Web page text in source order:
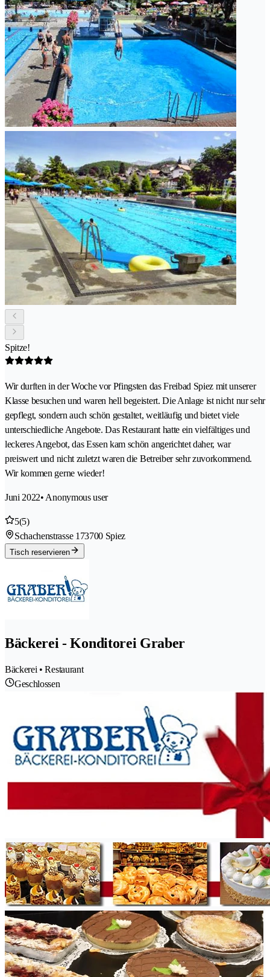
Spitze!
Wir durften in der Woche vor Pfingsten das Freibad Spiez mit unserer
Klasse besuchen und waren hell begeistert. Die Anlage ist nicht nur sehr
gepflegt, sondern auch schön gestaltet, weitläufig und bietet viele
unterschiedliche Angebote. Das Restaurant hatte ein vielfältiges und
leckeres Angebot, das Essen kam schön angerichtet daher, war
preiswert und nicht zuletzt waren die Betreiber sehr zuvorkommend.
Wir kommen gerne wieder!
Juni 2022• Anonymous user
5(5)
Schachenstrasse 173700 Spiez
Tisch reservieren
Bäckerei - Konditorei Graber
Bäckerei • Restaurant
Geschlossen